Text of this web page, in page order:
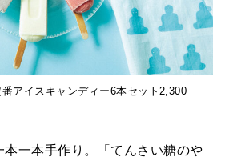
アイスキャンディー6本セット2,300
本一本手作り。「てんさい糖のや